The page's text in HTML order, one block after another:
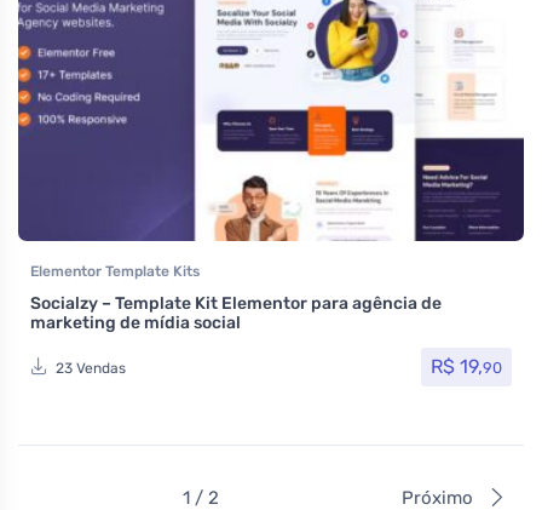
Elementor Template Kits
Socialzy – Template Kit Elementor para agência de
marketing de mídia social
23 Vendas R$ 19,90
1 / 2 Próximo